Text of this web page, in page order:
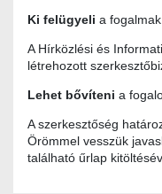
Ki felügyeli a
A Hírközlési és
létrehozott
Lehet bővíteni a
A szerkesztőség
Örömmel vesszük
található űrlap